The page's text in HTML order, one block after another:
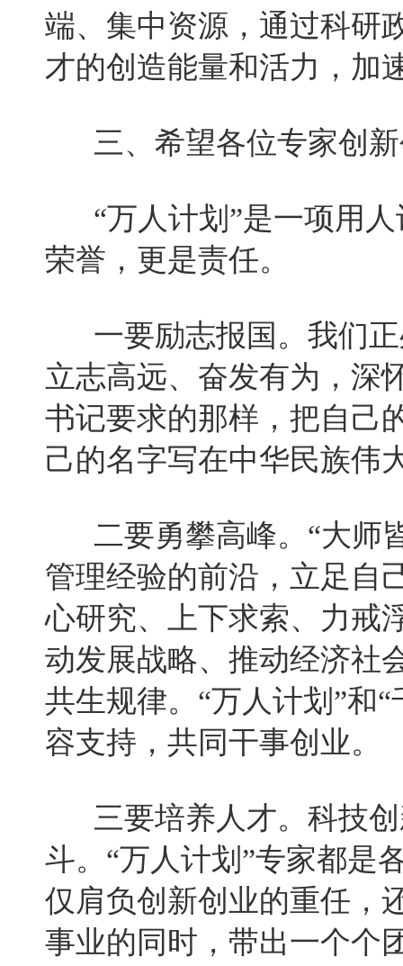
端、集中资源，通过科研
才的创造能量和活力，加
三、希望各位专家创新
“万人计划”是一项用人
荣誉，更是责任。
一要励志报国。我们正
立志高远、奋发有为，深
书记要求的那样，把自己
己的名字写在中华民族伟
二要勇攀高峰。“大师
管理经验的前沿，立足自
心研究、上下求索、力戒
动发展战略、推动经济社
共生规律。“万人计划”和
容支持，共同干事创业。
三要培养人才。科技创
斗。“万人计划”专家都是
仅肩负创新创业的重任，
事业的同时，带出一个个